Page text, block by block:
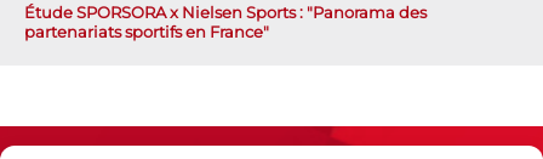
Étude SPORSORA x Nielsen Sports : "Panorama des
partenariats sportifs en France"